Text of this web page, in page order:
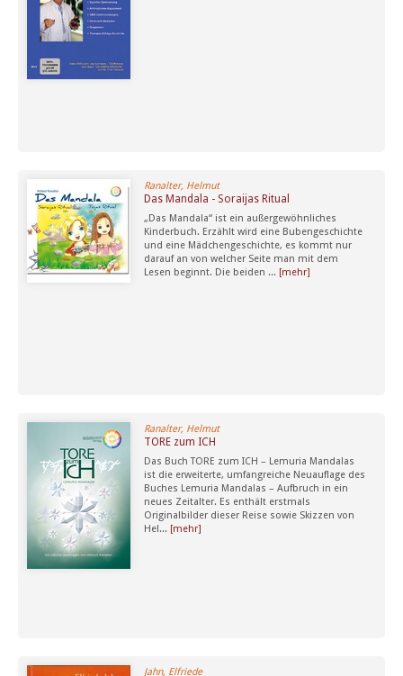
Ranalter, Helmut
Das Mandala - Soraijas Ritual
„Das Mandala“ ist ein außergewöhnliches
Kinderbuch. Erzählt wird eine Bubengeschichte
und eine Mädchengeschichte, es kommt nur
darauf an von welcher Seite man mit dem
Lesen beginnt. Die beiden ... [mehr]
Ranalter, Helmut
TORE zum ICH
Das Buch TORE zum ICH – Lemuria Mandalas
ist die erweiterte, umfangreiche Neuauflage des
Buches Lemuria Mandalas – Aufbruch in ein
neues Zeitalter. Es enthält erstmals
Originalbilder dieser Reise sowie Skizzen von
Hel... [mehr]
Jahn, Elfriede